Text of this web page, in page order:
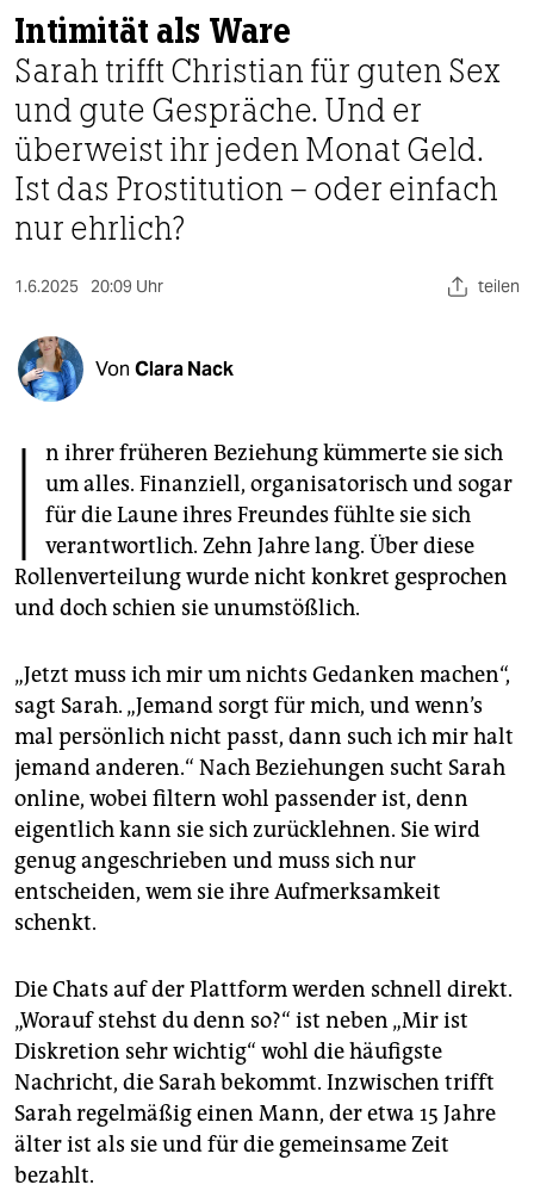
verlag
verlag
veranstaltungen
shop
fragen & hilfe
abo
genossenschaft
epaper login
Intimität als Ware
Sarah trifft Christian für guten Sex
und gute Gespräche. Und er
überweist ihr jeden Monat Geld.
Ist das Prostitution – oder einfach
nur ehrlich?
1.6.2025 20:09 Uhr teilen
Von Clara Nack
I
n ihrer früheren Beziehung kümmerte sie sich
um alles. ­Finanziell, organisatorisch und sogar
für die Laune ihres Freundes fühlte sie sich
verantwortlich. Zehn Jahre lang. Über diese
Rollenverteilung wurde nicht konkret gesprochen
und doch schien sie unumstößlich.
„Jetzt muss ich mir um nichts Gedanken machen“,
sagt Sarah. „Jemand sorgt für mich, und wenn’s
mal persönlich nicht passt, dann such ich mir halt
jemand anderen.“ Nach Beziehungen sucht Sarah
online, wobei filtern wohl passender ist, denn
eigentlich kann sie sich zurücklehnen. Sie wird
genug angeschrieben und muss sich nur
entscheiden, wem sie ihre Aufmerksamkeit
schenkt.
Die Chats auf der Plattform werden schnell direkt.
„Worauf stehst du denn so?“ ist neben „Mir ist
Diskretion sehr wichtig“ wohl die häufigste
Nachricht, die Sarah bekommt. Inzwischen trifft
Sarah regelmäßig einen Mann, der etwa 15 Jahre
älter ist als sie und für die gemeinsame Zeit
bezahlt.